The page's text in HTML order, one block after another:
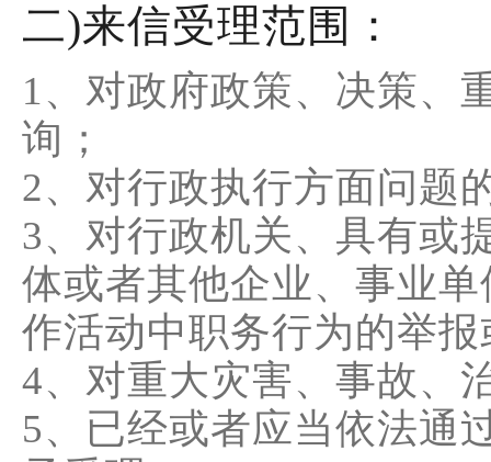
二)来信受理范围：
1、对政府政策、决策、
询；
2、对行政执行方面问题
3、对行政机关、具有或
体或者其他企业、事业
作活动中职务行为的举
4、对重大灾害、事故、
5、已经或者应当依法通